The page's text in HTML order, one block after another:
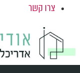
צרו קשר